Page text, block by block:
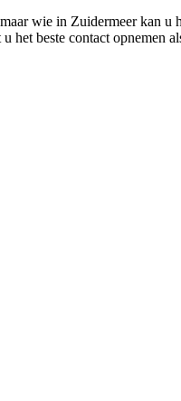
wie in Zuidermeer kan
beste contact opnemen